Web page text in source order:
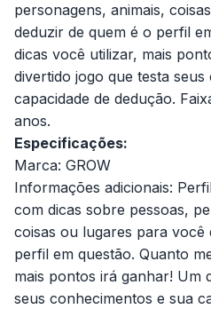
personagens, animais,
deduzir de quem é o perfil
dicas você utilizar, mais
divertido jogo que testa
capacidade de dedução.
anos.
Especificações:
Marca: GROW
Informações adicionais:
com dicas sobre pessoas,
coisas ou lugares para você
perfil em questão. Quanto
mais pontos irá ganhar! Um
seus conhecimentos e sua